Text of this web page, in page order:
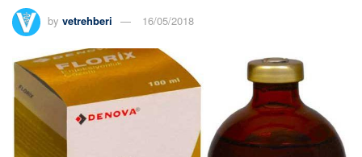
by vetrehberi 16/05/2018